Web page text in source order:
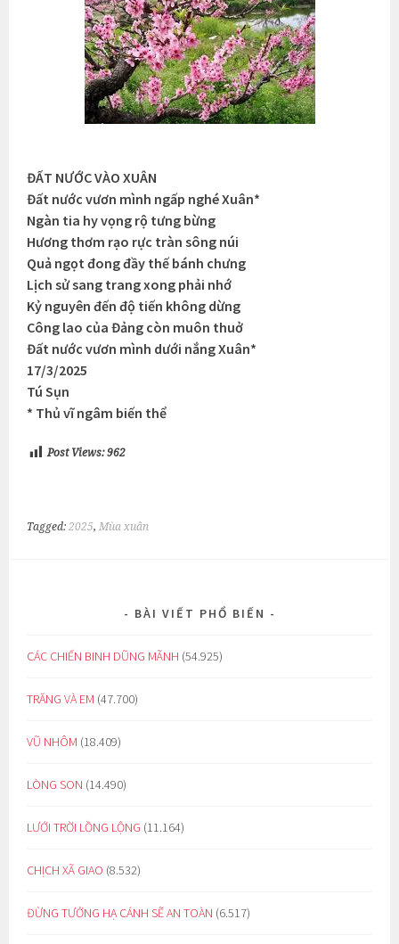
ĐẤT NƯỚC VÀO XUÂN
Đất nước vươn mình ngấp nghé Xuân*
Ngàn tia hy vọng rộ tưng bừng
Hương thơm rạo rực tràn sông núi
Quả ngọt đong đầy thế bánh chưng
Lịch sử sang trang xong phải nhớ
Kỷ nguyên đến độ tiến không dừng
Công lao của Đảng còn muôn thuở
Đất nước vươn mình dưới nắng Xuân*
17/3/2025
Tú Sụn
* Thủ vĩ ngâm biến thể
Post Views: 962
Tagged:2025,Mùa xuân
BÀI VIẾT PHỔ BIẾN
CÁC CHIẾN BINH DŨNG MÃNH (54.925)
TRĂNG VÀ EM (47.700)
VŨ NHÔM (18.409)
LÒNG SON (14.490)
LƯỚI TRỜI LỒNG LỘNG (11.164)
CHỊCH XÃ GIAO (8.532)
ĐỪNG TƯỞNG HẠ CÁNH SẼ AN TOÀN (6.517)